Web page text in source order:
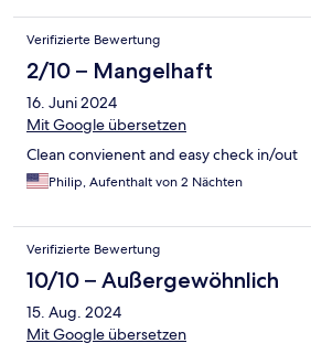
Verifizierte Bewertung
2/10 – Mangelhaft
16. Juni 2024
Mit Google übersetzen
Clean convienent and easy check in/out
Philip, Aufenthalt von 2 Nächten
Verifizierte Bewertung
10/10 – Außergewöhnlich
15. Aug. 2024
Mit Google übersetzen